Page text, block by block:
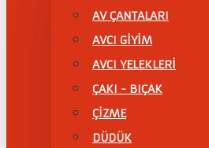
AV ÇANTALARI
AVCI GİYİM
AVCI YELEKLERİ
ÇAKI - BIÇAK
ÇİZME
DÜDÜK